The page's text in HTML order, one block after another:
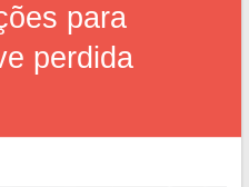
para
perdida